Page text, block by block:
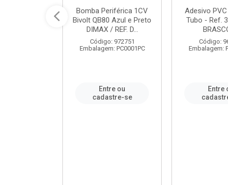
Bomba Periférica 1CV
Bivolt QB80 Azul e Preto
DIMAX / REF. D...
Código: 972751
Embalagem: PC0001PC
Entre ou
cadastre-se
Adesivo
Tubo - Ref.
Código:
Embalagem:
Entre